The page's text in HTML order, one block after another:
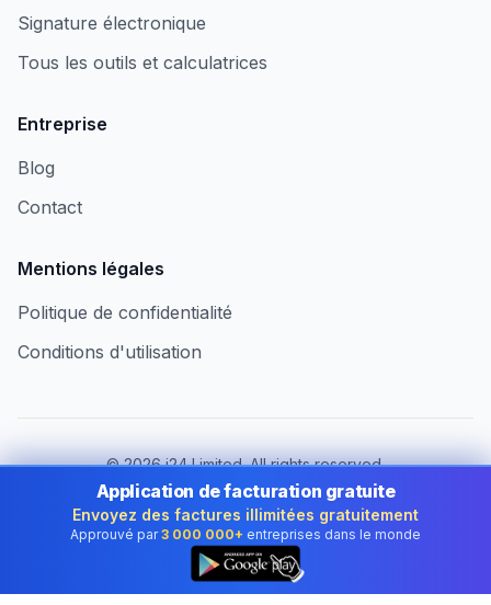
Signature électronique
Tous les outils et calculatrices
Entreprise
Blog
Contact
Mentions légales
Politique de confidentialité
Conditions d'utilisation
©2026i24 Limited. All rights reserved.
Au service des entreprises en France
Changer de pays :
France
Application de facturation gratuite
Envoyez des factures illimitées gratuitement
Approuvé par 3 000 000+ entreprises dans le monde
👆